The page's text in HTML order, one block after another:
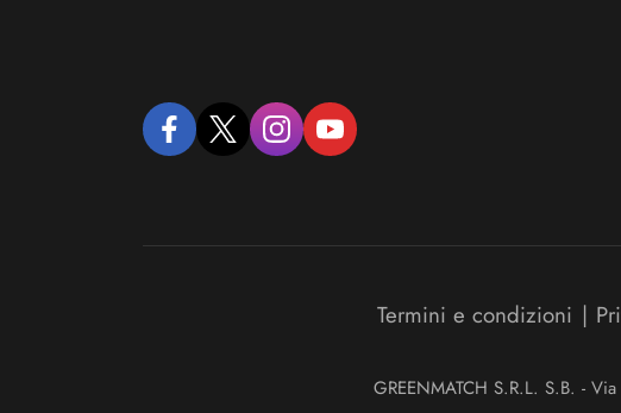
facebooktwitter instagramyoutube
Termini e condizioni |
GREENMATCH S.R.L. S.B. -